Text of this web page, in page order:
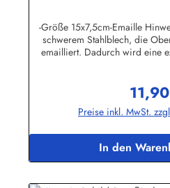
-Größe 15x7,5cm-Emaille
schwerem Stahlblech, die
emailliert. Dadurch wird eine
enthalten sind, dürfen nur lose
die Lackierung abplatzen kann-
auch nach Wunsch gefertigt
Binikowski
Preise inkl. MwSt.
In den